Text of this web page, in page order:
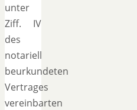
unter
Ziff. IV
des
notariell
beurkundeten
Vertrages
vereinbarten